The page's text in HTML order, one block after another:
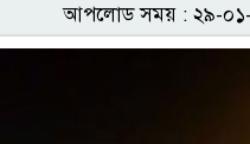
আপলোড সময় : ২৯-০১-